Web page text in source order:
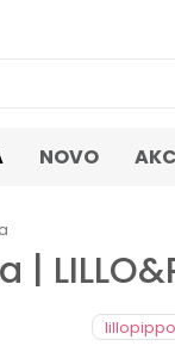
NOVO
lillopippo